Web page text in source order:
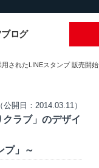
ログ
されたLINEスタンプ 販売開始
（公開日：2014.03.11）
ラブ」のデザイ
プ」～